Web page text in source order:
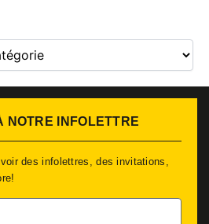
NOTRE INFOLETTRE
des infolettres, des invitations,